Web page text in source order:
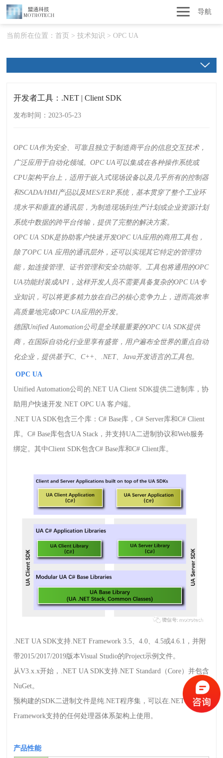
导航
当前所在位置：首页 >技术知识 >OPC UA
开发者工具：.NET | Client SDK
发布时间：2023-05-23
OPC UA作为安全、可靠且独立于制造商平台的信息交互技术，
广泛应用于自动化领域。OPC UA 可以集成在各种操作系统或
CPU架构平台上，适用于嵌入式现场设备以及几乎所有的控制器
和SCADA/HMI产品以及MES/ERP系统，基本贯穿了整个工业环
境水平和垂直的通讯层，为制造现场到生产计划或企业资源计划
系统中数据的跨平台传输，提供了完整的解决方案。
OPC UA SDK是协助客户快速开发OPC UA应用的商用工具包，
除了OPC UA 应用的通讯层外，还可以实现其它特定的管理功
能，如连接管理、证书管理和安全功能等。工具包将通用的OPC
UA功能封装成API ，这样开发人员不需要具备复杂的OPC UA专
业知识，可以将更多精力放在自己的核心竞争力上，进而高效率
高质量地完成OPC UA应用的开发。
德国Unified Automation公司是全球最重要的OPC UA SDK提供
商，在国际自动化行业里享有盛誉，用户遍布全世界的重点自动
化企业，提供基于C、C++ 、.NET、Java开发语言的工具包。
OPC UA
Unified Automation公司的.NET UA Client SDK提供二进制库，协
助用户快速开发.NET OPC UA客户端。
.NET UA SDK包含三个库：C# Base库，C# Server库和C# Client
库。C# Base库包含UA Stack ，并支持UA二进制协议和Web服务
绑定。其中Client SDK包含C# Base库和C# Client库。
.NET UA SDK支持.NET Framework 3.5、4.0、4.5或4.6.1 ，并附
带2015/2017/2019版本Visual Studio的Project示例文件。
从V3.x.x开始， .NET UA SDK支持.NET Standard （Core）并包含
NuGet。
预构建的SDK二进制文件是纯.NET程序集，可以在.NET
Framework支持的任何处理器体系架构上使用。
产品性能